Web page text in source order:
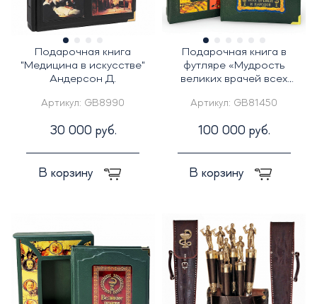
Подарочная книга
"Медицина в искусстве"
Андерсон Д.
Артикул: GB8990
30 000 руб.
В корзину
Подарочная книга в
футляре «Мудрость
великих врачей всех
Артикул: GB81450
100 000 руб.
В корзину